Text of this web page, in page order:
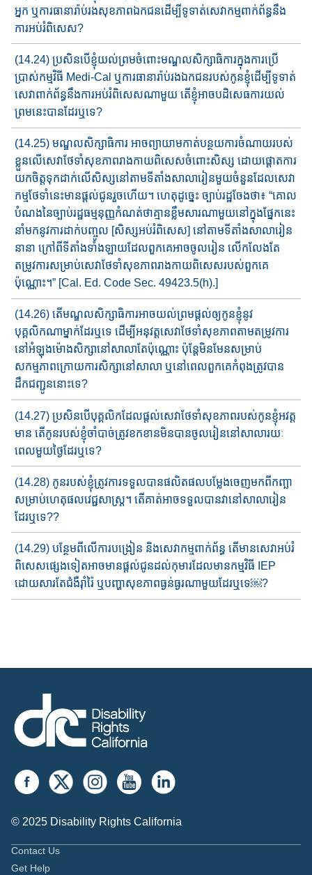
អ្នក ឬ​ការធានារ៉ាប់រង​សុខភាពឯកជន​ដើម្បី​ទូទាត់​សេវាកម្ម​ពាក់ព័ន្ធ​​នឹង
ការ​អប់រំពិសេស​?
(14.24) ប្រសិនបើ​ខ្ញុំ​យល់ព្រម​ចំពោះ​​មណ្ឌលសិក្សាធិការ​ក្នុងការប្រើ
ប្រាស់​​កម្មវិធី ​Medi-Cal ឬ​ការធានារ៉ាប់រងឯកជន​របស់កូនខ្ញុំដើម្បីទូ​ទាត់​​​
សេវា​​ពាក់ព័ន្ធនឹង​ការអប់រំពិសេស​ណាមួយ​ តើ​ខ្ញុំអាច​បដិសេធការ​យល់
ព្រម​នេះ​បាន​ដែរឬទេ?
(14.25) មណ្ឌលសិក្សាធិការ​ អាចព្យាយាម​កាត់បន្ថយ​ការចំណាយរបស់
ខ្លួន​លើសេវាថែ​ទាំសុខភាព​រាងកាយ​ពិសេស​​ចំពោះសិស្ស​ ដោយ​ផ្តោត​ការ​
យក​ចិត្តទុកដាក់​លើ​សិស្ស​នៅតាមទីតាំង​សាលា​រៀនមួយចំនួន​ដែល​សេវា​
កម្ម​ថែទាំនេះ​មានផ្តល់​ជូន​រួចហើយ​។​ ហេតុដូច្នេះ ច្បាប់រដ្ឋ​ចែង​ថា​៖ “​គោល​
បំណង​នៃ​ច្បាប់រដ្ឋ​ធម្មនុញ្ញ​កំណត់​​ថា​គ្មានខ្លឹមសារ​ណាមួយនៅក្នុង​ផ្នែក​នេះ​
នាំ​មកនូវ​ការ​ដាក់​បញ្ចូល​ [សិស្សអប់រំពិសេស​] នៅតាម​ទីតាំង​សាលារៀន
នានា​​ ក្រៅពីទីតាំង​ទាំងឡាយ​​ដែល​ពួកគេ​អាចចូលរៀន​ លើកលែង​តែ​​
តម្រូវ​ការសម្រាប់សេវា​ថែទាំសុខភាព​រាងកាយពិសេស​របស់ពួកគេ​
ប៉ុណ្ណោះ។” [Cal. Ed. Code Sec. 49423.5(h).]
(14.26) តើមណ្ឌលសិក្សាធិការ​អាច​យល់ព្រម​ផ្តល់​ឲ្យកូនខ្ញុំ​នូវ​
បុគ្គលិកណា​​ម្នាក់​ដែរ​ឬ​ទេ ដើម្បី​អនុវត្ត​សេវាថែទាំ​សុខភាព​តាមតម្រូវការ​
នៅអំឡុង​​ម៉ោង​សិក្សា​នៅសាលា​តែប៉ុណ្ណោះ ប៉ុន្តែ​មិនមែន​សម្រាប់
សកម្មភាព​​ក្រោយ​​ការ​​សិក្សា​​​នៅ​​​សាលា​ ឬនៅពេល​ពួកគេកំពុងត្រូវ​បាន​
ដឹកជញ្ជូន​នោះទេ?
(14.27) ប្រសិនបើ​បុគ្គលិក​ដែលផ្តល់​សេវា​ថែទាំសុខភាព​​របស់កូនខ្ញុំ​អវត្ត​
មាន តើ​កូនរបស់ខ្ញុំ​ចាំបាច់ត្រូវ​ខកខានមិនបានចូលរៀន​នៅសាលា​​រយៈ​
ពេលមួយថ្ងៃ​ដែរឬទេ​?
(14.28) កូនរបស់ខ្ញុំ​ត្រូវ​ការ​ទទួលបានផលិត​ផល​បម្លែង​ចេញមក​ពីកញ្ឆា​
សម្រាប់​ហេតុផលវេជ្ជសាស្ត្រ​។ តើ​គាត់អាច​ទទួលបានវា​នៅសាលា​រៀន​​
ដែរឬទេ​??
(14.29) បន្ថែម​ពីលើការ​បង្រៀន និង​សេវាកម្មពាក់ព័ន្ធ​ តើ​មាន​សេវាអប់រំ​
ពិសេស​ផ្សេងទៀតអាច​​មានផ្តល់ជូន​​ដល់កុមារ​ដែលមាន​កម្មវិធី IEP
ដោយ​សារតែ​ជំងឺ​រ៉ាំរ៉ៃ​ ឬ​បញ្ហា​សុខភាព​ធ្ងន់ធ្ងរ​ណាមួយ​ដែរឬទេ​￼?
© 2025 Disability Rights California
Contact Us
Get Help